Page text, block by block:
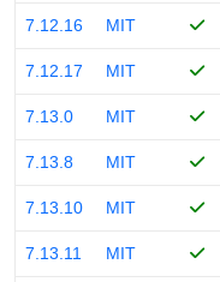
7.12.16 MIT
7.12.17 MIT
7.13.0 MIT
7.13.8 MIT
7.13.10 MIT
7.13.11 MIT